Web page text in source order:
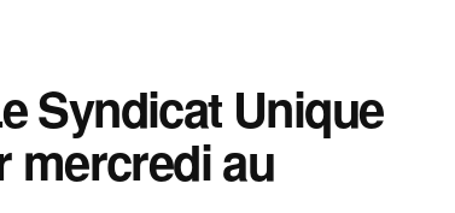
Syndicat Unique
mercredi au